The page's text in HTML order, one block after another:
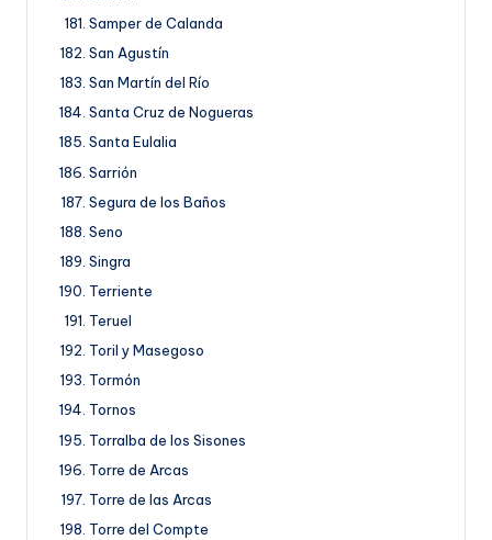
Samper de Calanda
San Agustín
San Martín del Río
Santa Cruz de Nogueras
Santa Eulalia
Sarrión
Segura de los Baños
Seno
Singra
Terriente
Teruel
Toril y Masegoso
Tormón
Tornos
Torralba de los Sisones
Torre de Arcas
Torre de las Arcas
Torre del Compte